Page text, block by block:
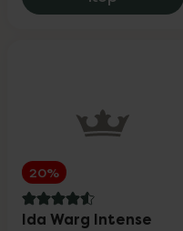
20%
4.6 av 5 i omdöme
Ida Warg Intense